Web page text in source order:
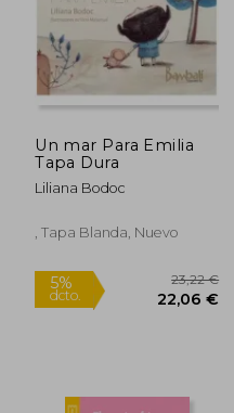
5%
dcto. 26,26 €
Un mar Para Emilia
Tapa Dura
Liliana Bodoc
, Tapa Blanda, Nuevo